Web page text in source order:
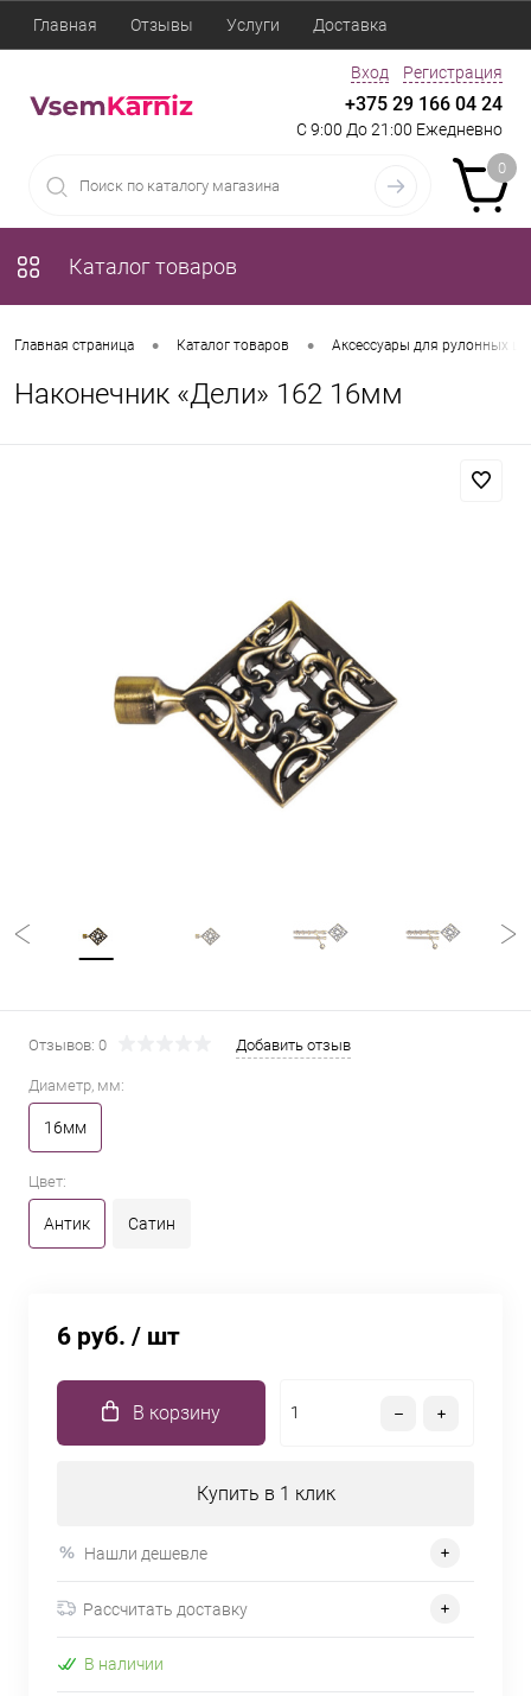
Главная Отзывы Услуги Доставка
Вход Регистрация
+375 29 166 04 24
С 9:00 До 21:00 Ежедневно
0
Каталог товаров
Главная страница • Каталог товаров • Аксессуары для рулонных
Наконечник «Дели» 162 16мм
Отзывов: 0 Добавить отзыв
Диаметр, мм:
16мм
Цвет:
Антик Сатин
6 руб. / шт
В корзину
Купить в 1 клик
Нашли дешевле
Рассчитать доставку
В наличии